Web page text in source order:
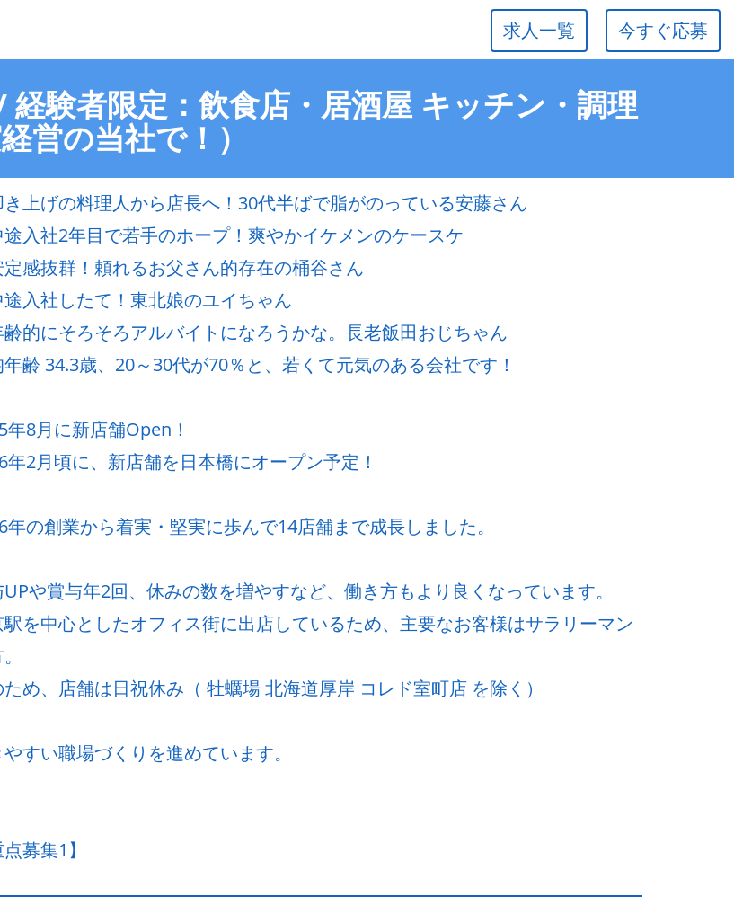
今すぐ応募
求人一覧
験者限定：飲食店・居酒屋 キッチン・調理
営の当社で！）
き上げの料理人から店長へ！30代半ばで脂がのっている安藤さん
途入社2年目で若手のホープ！爽やかイケメンのケースケ
定感抜群！頼れるお父さん的存在の桶谷さん
途入社したて！東北娘のユイちゃん
齢的にそろそろアルバイトになろうかな。長老飯田おじちゃん
齢 34.3歳、20～30代が70％と、若くて元気のある会社です！
年8月に新店舗Open！
年2月頃に、新店舗を日本橋にオープン予定！
年の創業から着実・堅実に歩んで14店舗まで成長しました。
や賞与年2回、休みの数を増やすなど、働き方もより良くなっています。
を中心としたオフィス街に出店しているため、主要なお客様はサラリーマン
め、店舗は日祝休み（ 牡蠣場 北海道厚岸 コレド室町店 を除く）
すい職場づくりを進めています。
点募集1】